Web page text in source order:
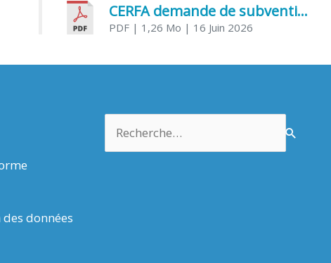
CERFA demande de subvention association
PDF | 1,26 Mo | 16 Juin 2026
données